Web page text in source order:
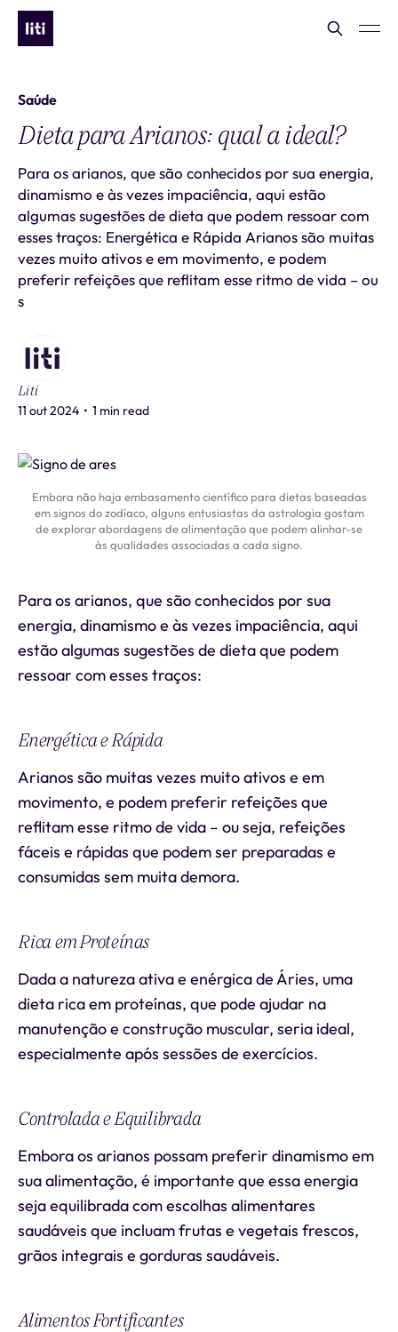
Saúde
Dieta para Arianos: qual a ideal?
Para os arianos, que são conhecidos por sua energia,
dinamismo e às vezes impaciência, aqui estão
algumas sugestões de dieta que podem ressoar com
esses traços: Energética e Rápida Arianos são muitas
vezes muito ativos e em movimento, e podem
preferir refeições que reflitam esse ritmo de vida – ou
s
Liti
11 out 2024 • 1 min read
Embora não haja embasamento científico para dietas baseadas
em signos do zodíaco, alguns entusiastas da astrologia gostam
de explorar abordagens de alimentação que podem alinhar-se
às qualidades associadas a cada signo.
Para os arianos, que são conhecidos por sua
energia, dinamismo e às vezes impaciência, aqui
estão algumas sugestões de dieta que podem
ressoar com esses traços:
Energética e Rápida
Arianos são muitas vezes muito ativos e em
movimento, e podem preferir refeições que
reflitam esse ritmo de vida – ou seja, refeições
fáceis e rápidas que podem ser preparadas e
consumidas sem muita demora.
Rica em Proteínas
Dada a natureza ativa e enérgica de Áries, uma
dieta rica em proteínas, que pode ajudar na
manutenção e construção muscular, seria ideal,
especialmente após sessões de exercícios.
Controlada e Equilibrada
Embora os arianos possam preferir dinamismo em
sua alimentação, é importante que essa energia
seja equilibrada com escolhas alimentares
saudáveis que incluam frutas e vegetais frescos,
grãos integrais e gorduras saudáveis.
Alimentos Fortificantes